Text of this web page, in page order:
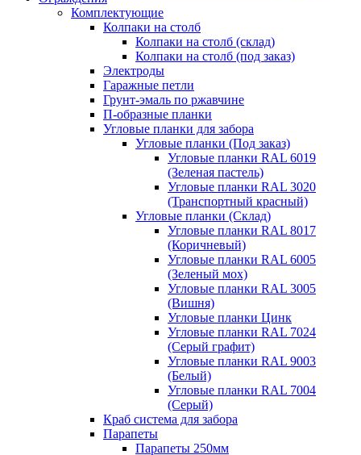
Комплектующие
Колпаки на столб
Колпаки на столб (склад)
Колпаки на столб (под заказ)
Электроды
Гаражные петли
Грунт-эмаль по ржавчине
П-образные планки
Угловые планки для забора
Угловые планки (Под заказ)
Угловые планки RAL 6019
(Зеленая пастель)
Угловые планки RAL 3020
(Транспортный красный)
Угловые планки (Склад)
Угловые планки RAL 8017
(Коричневый)
Угловые планки RAL 6005
(Зеленый мох)
Угловые планки RAL 3005
(Вишня)
Угловые планки Цинк
Угловые планки RAL 7024
(Серый графит)
Угловые планки RAL 9003
(Белый)
Угловые планки RAL 7004
(Серый)
Краб система для забора
Парапеты
Парапеты 250мм